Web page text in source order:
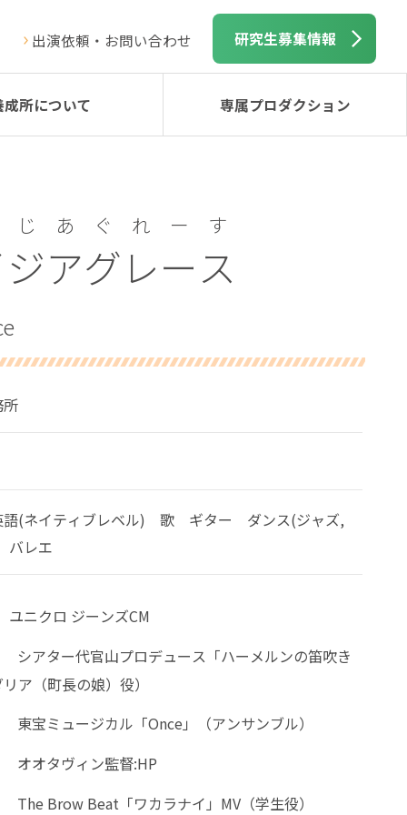
出演依頼・お問い合わせ 研究生募集情報
成所について 専属プロダクション
アグレース
じあぐれーす
(ネイティブレベル) 歌 ギター ダンス(ジャズ,
レエ
ユニクロ ジーンズCМ
シアター代官山プロデュース「ハーメルンの笛吹き
ア（町長の娘）役）
東宝ミュージカル「Once」（アンサンブル）
オオタヴィン監督:HP
The Brow Beat「ワカラナイ」MV（学生役）